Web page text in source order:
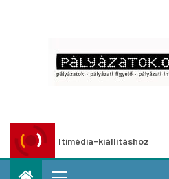
multimédia-kiállításhoz